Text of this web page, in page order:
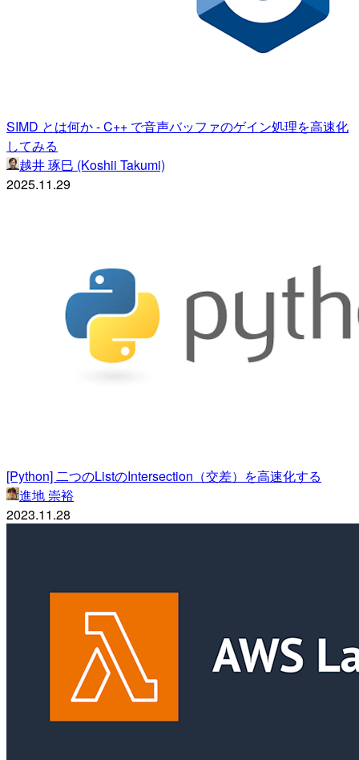
SIMD とは何か - C++ で音声バッファのゲイン処理を高速化
してみる
越井 琢巳 (Koshii Takumi)
2025.11.29
[Python] 二つのListのIntersection（交差）を高速化する
進地 崇裕
2023.11.28